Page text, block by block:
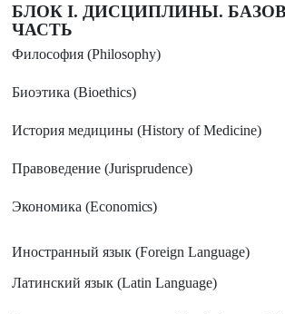
БЛОК I. ДИСЦИПЛИНЫ.
ЧАСТЬ
Философия (Philosophy)
Биоэтика (Bioethics)
История медицины (History of Medicine)
Правоведение (Jurisprudence)
Экономика (Economics)
Иностранный язык (Foreign Language)
Латинский язык (Latin Language)